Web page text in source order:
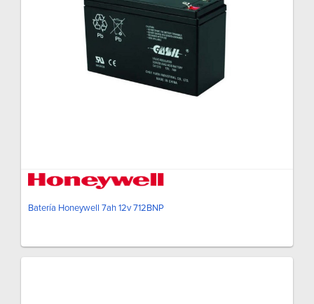
Batería Honeywell 7ah 12v 712BNP